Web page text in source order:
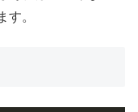
す。